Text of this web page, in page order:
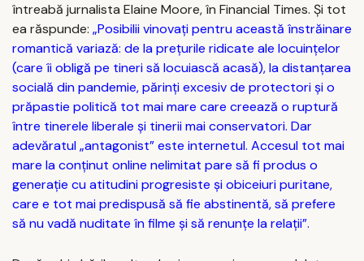
întreabă jurnalista Elaine Moore, în Financial Times. Și tot
ea răspunde: „Posibilii vinovați pentru această înstrăinare
romantică variază: de la prețurile ridicate ale locuințelor
(care îi obligă pe tineri să locuiască acasă), la distanțarea
socială din pandemie, părinți excesiv de protectori și o
prăpastie politică tot mai mare care creează o ruptură
între tinerele liberale și tinerii mai conservatori. Dar
adevăratul „antagonist” este internetul. Accesul tot mai
mare la conținut online nelimitat pare să fi produs o
generație cu atitudini progresiste și obiceiuri puritane,
care e tot mai predispusă să fie abstinentă, să prefere
să nu vadă nuditate în filme și să renunțe la relații”.